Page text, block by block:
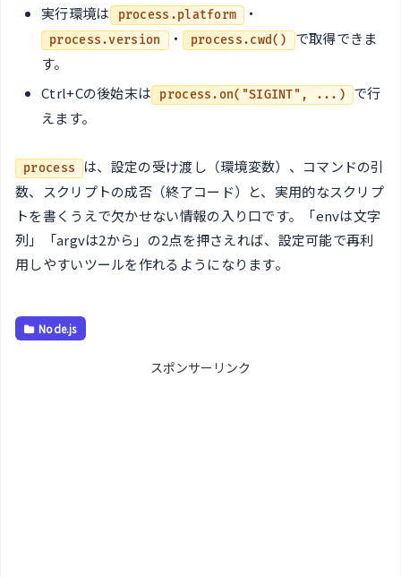
実行環境は
process.platform ・
process.version ・ process.cwd()
で取得できま
す。
Ctrl+Cの後始末は
process.on("SIGINT", ...)
で行
えます。
process
は、設定の受け渡し（環境変数）、コマンドの引
数、スクリプトの成否（終了コード）と、実用的なスクリプ
トを書くうえで欠かせない情報の入り口です。「envは文字
列」「argvは2から」の2点を押さえれば、設定可能で再利
用しやすいツールを作れるようになります。
Node.js
スポンサーリンク